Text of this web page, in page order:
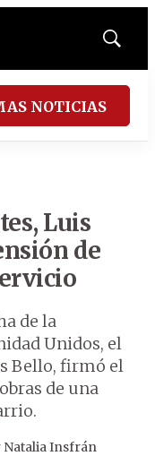
Mostrar
NOTICIAS
Luis
de
de la
Unidos, el
Bello, firmó el
de una
Natalia Insfrán